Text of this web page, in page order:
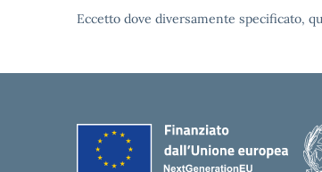
Eccetto dove diversamente specificato,